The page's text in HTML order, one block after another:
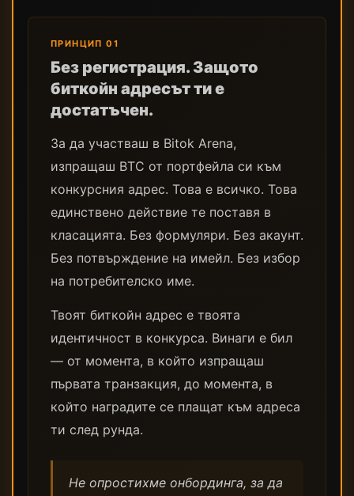
ПРИНЦИП 01
Без регистрация. Защото
биткойн адресът ти е
достатъчен.
За да участваш в Bitok Arena,
изпращаш BTC от портфейла си към
конкурсния адрес. Това е всичко. Това
единствено действие те поставя в
класацията. Без формуляри. Без акаунт.
Без потвърждение на имейл. Без избор
на потребителско име.
Твоят биткойн адрес е твоята
идентичност в конкурса. Винаги е бил
— от момента, в който изпращаш
първата транзакция, до момента, в
който наградите се плащат към адреса
ти след рунда.
Не опростихме онбординга, за да